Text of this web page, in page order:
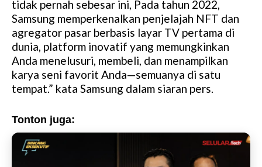
tidak pernah sebesar ini, Pada tahun 2022,
Samsung memperkenalkan penjelajah NFT dan
agregator pasar berbasis layar TV pertama di
dunia, platform inovatif yang memungkinkan
Anda menelusuri, membeli, dan menampilkan
karya seni favorit Anda—semuanya di satu
tempat.” kata Samsung dalam siaran pers.
Tonton juga: